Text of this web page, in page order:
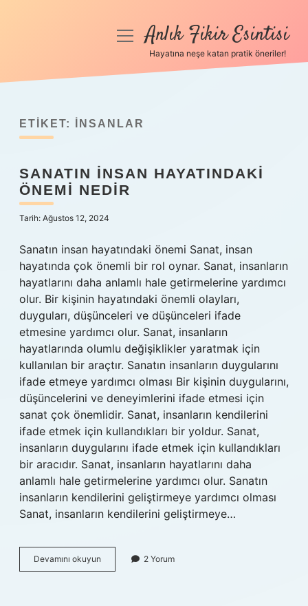
Anasayfa
Yasal Uyarı
Hakkımızda
menüyüAnlık Fikir Esintisi
Hayatına neşe katan pratik öneriler!
ETIKET: INSANLAR
SANATIN INSAN HAYATINDAKI
ÖNEMI NEDIR
Tarih: Ağustos 12, 2024
Sanatın insan hayatındaki önemi Sanat, insan
hayatında çok önemli bir rol oynar. Sanat, insanların
hayatlarını daha anlamlı hale getirmelerine yardımcı
olur. Bir kişinin hayatındaki önemli olayları,
duyguları, düşünceleri ve düşünceleri ifade
etmesine yardımcı olur. Sanat, insanların
hayatlarında olumlu değişiklikler yaratmak için
kullanılan bir araçtır. Sanatın insanların duygularını
ifade etmeye yardımcı olması Bir kişinin duygularını,
düşüncelerini ve deneyimlerini ifade etmesi için
sanat çok önemlidir. Sanat, insanların kendilerini
ifade etmek için kullandıkları bir yoldur. Sanat,
insanların duygularını ifade etmek için kullandıkları
bir aracıdır. Sanat, insanların hayatlarını daha
anlamlı hale getirmelerine yardımcı olur. Sanatın
insanların kendilerini geliştirmeye yardımcı olması
Sanat, insanların kendilerini geliştirmeye…
Devamını okuyun
insan
2 Yorum